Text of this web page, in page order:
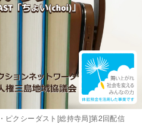
ピクシーダスト[総持寺局]第2回配信